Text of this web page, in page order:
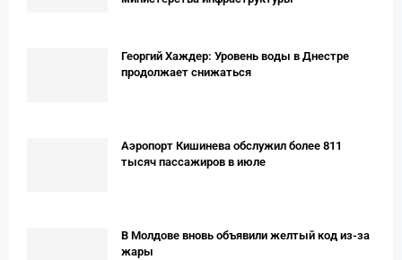
Георгий Хаждер: Уровень воды в Днестре
продолжает снижаться
Аэропорт Кишинева обслужил более 811
тысяч пассажиров в июле
В Молдове вновь объявили желтый код из-за
жары